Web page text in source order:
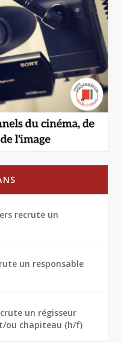
recrute un
un responsable
un régisseur
ou chapiteau (h/f)